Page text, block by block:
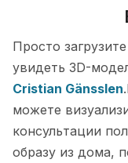
Просто
увидеть 3D-
Cristian Gänsslen
можете
консультации
образу из дома,